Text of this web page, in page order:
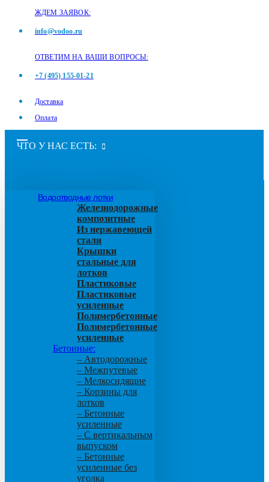
ЖДЕМ ЗАЯВОК:
info@vodoo.ru
ОТВЕТИМ НА ВАШИ ВОПРОСЫ:
+7 (495) 155-01-21
Доставка
Оплата
ЧТО У НАС ЕСТЬ:
Водоотводные лотки
Железнодорожные
композитные
Из нержавеющей
стали
Крышки
стальные для
лотков
Пластиковые
Пластиковые
усиленные
Полимербетонные
Полимербетонные
усиленные
Бетонные:
– Автодорожные
– Межпутевые
– Мелкосидящие
– Корзины для
лотков
– Бетонные
усиленные
– С вертикальным
выпуском
– Бетонные
усиленные без
уголка